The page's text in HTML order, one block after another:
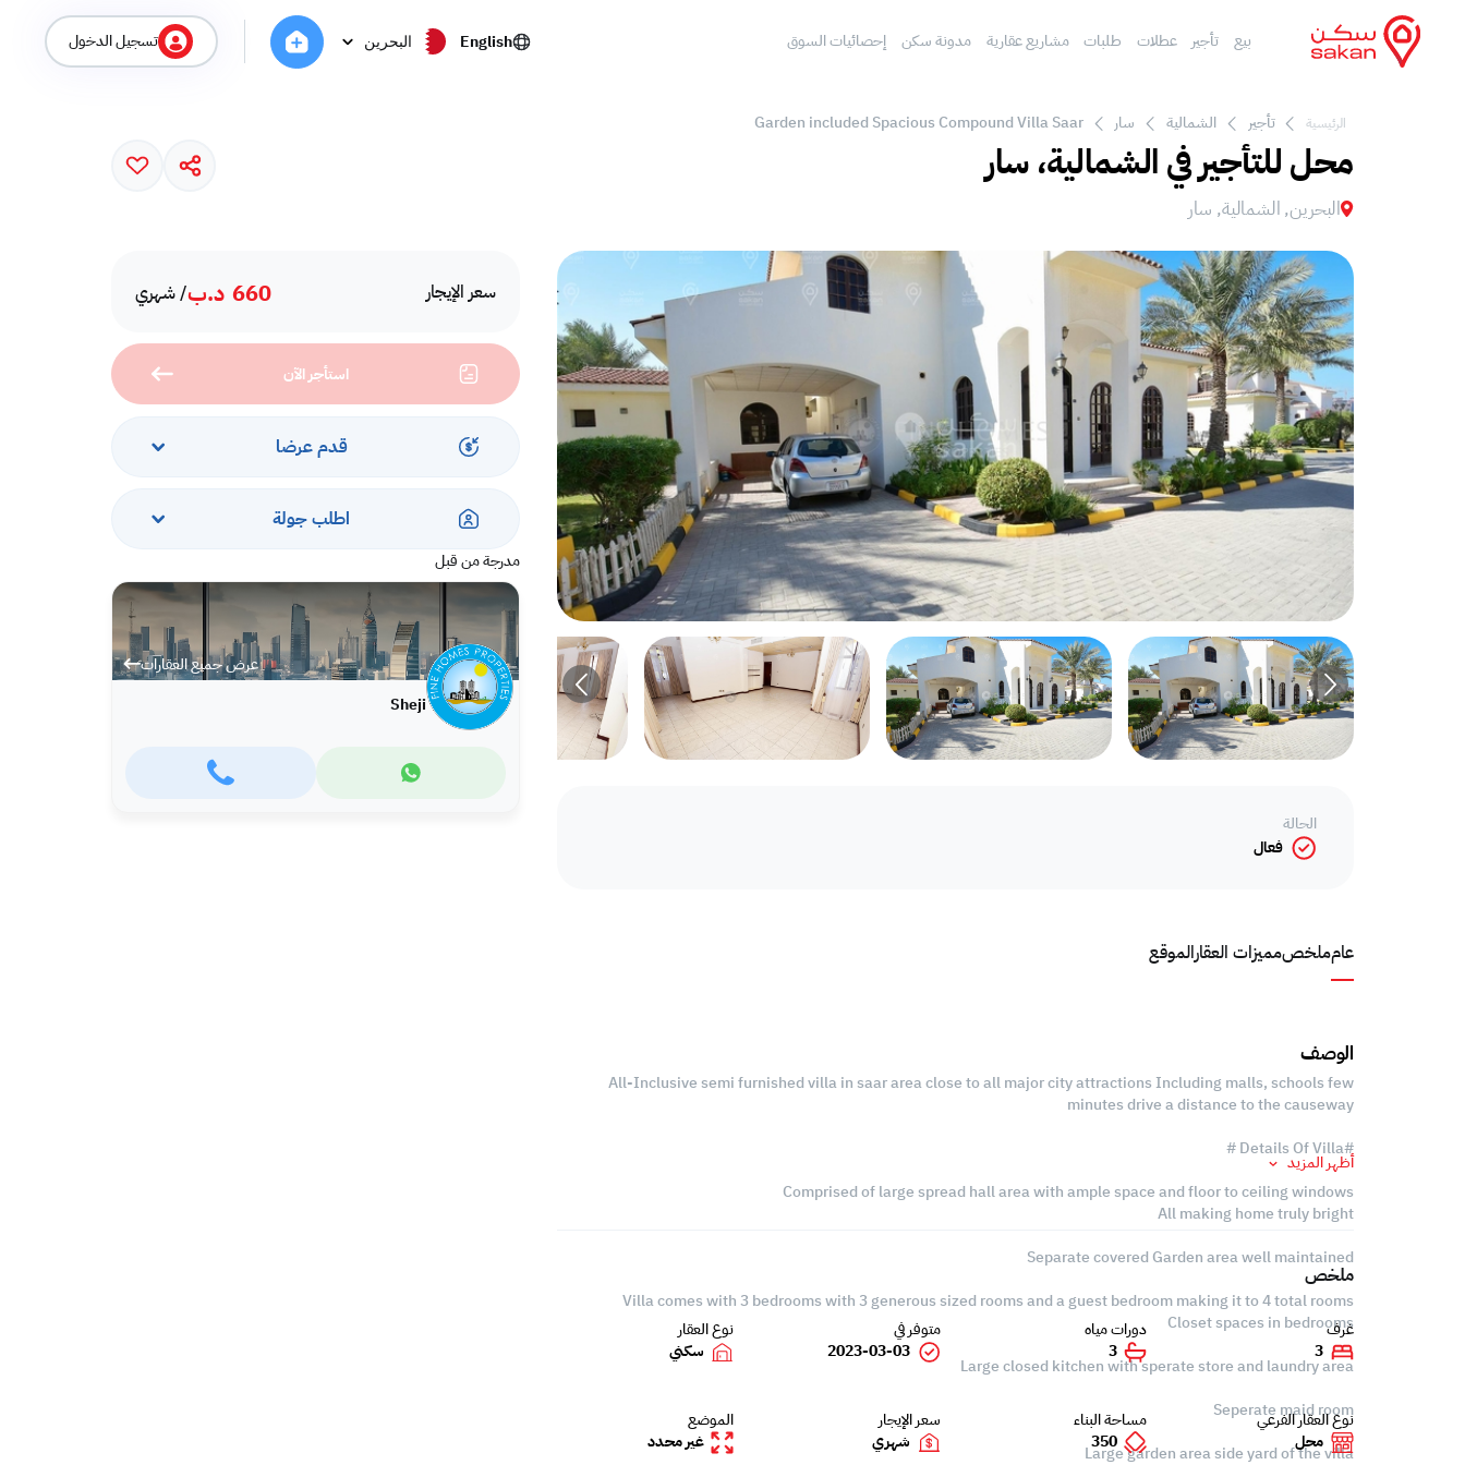
بيع تأجير عطلات طلبات مشاريع عقارية مدونة سكن إحصائيات السوق English البحرين تسجيل الدخول
الرئيسية تأجير الشمالية سار Garden included Spacious Compound Villa Saar
محل للتأجير في الشمالية، سار
البحرين, الشمالية, سار
سعر الإيجار 660 د.ب/ شهري
استأجر الآن
قدم عرضا
اطلب جولة
مدرجة من قبل
عرض جميع العقارات
Sheji
عامملخصمميزات العقارالموقع
الحالة
فعال
الوصف
All-Inclusive semi furnished villa in saar area close to all major city attractions Including malls, schools few
minutes drive a distance to the causeway
#Details Of Villa #
Comprised of large spread hall area with ample space and floor to ceiling windows
All making home truly bright
Separate covered Garden area well maintained
Villa comes with 3 bedrooms with 3 generous sized rooms and a guest bedroom making it to 4 total rooms
Closet spaces in bedrooms
Large closed kitchen with sperate store and laundry area
Seperate maid room
Large garden area side yard of the villa
أظهر المزيد
ملخص
غرف
3
دورات مياه
3
متوفر في
2023-03-03
نوع العقار
سكني
نوع العقار الفرعي
محل
مساحة البناء
350
سعر الإيجار
شهري
الموضع
غير محدد